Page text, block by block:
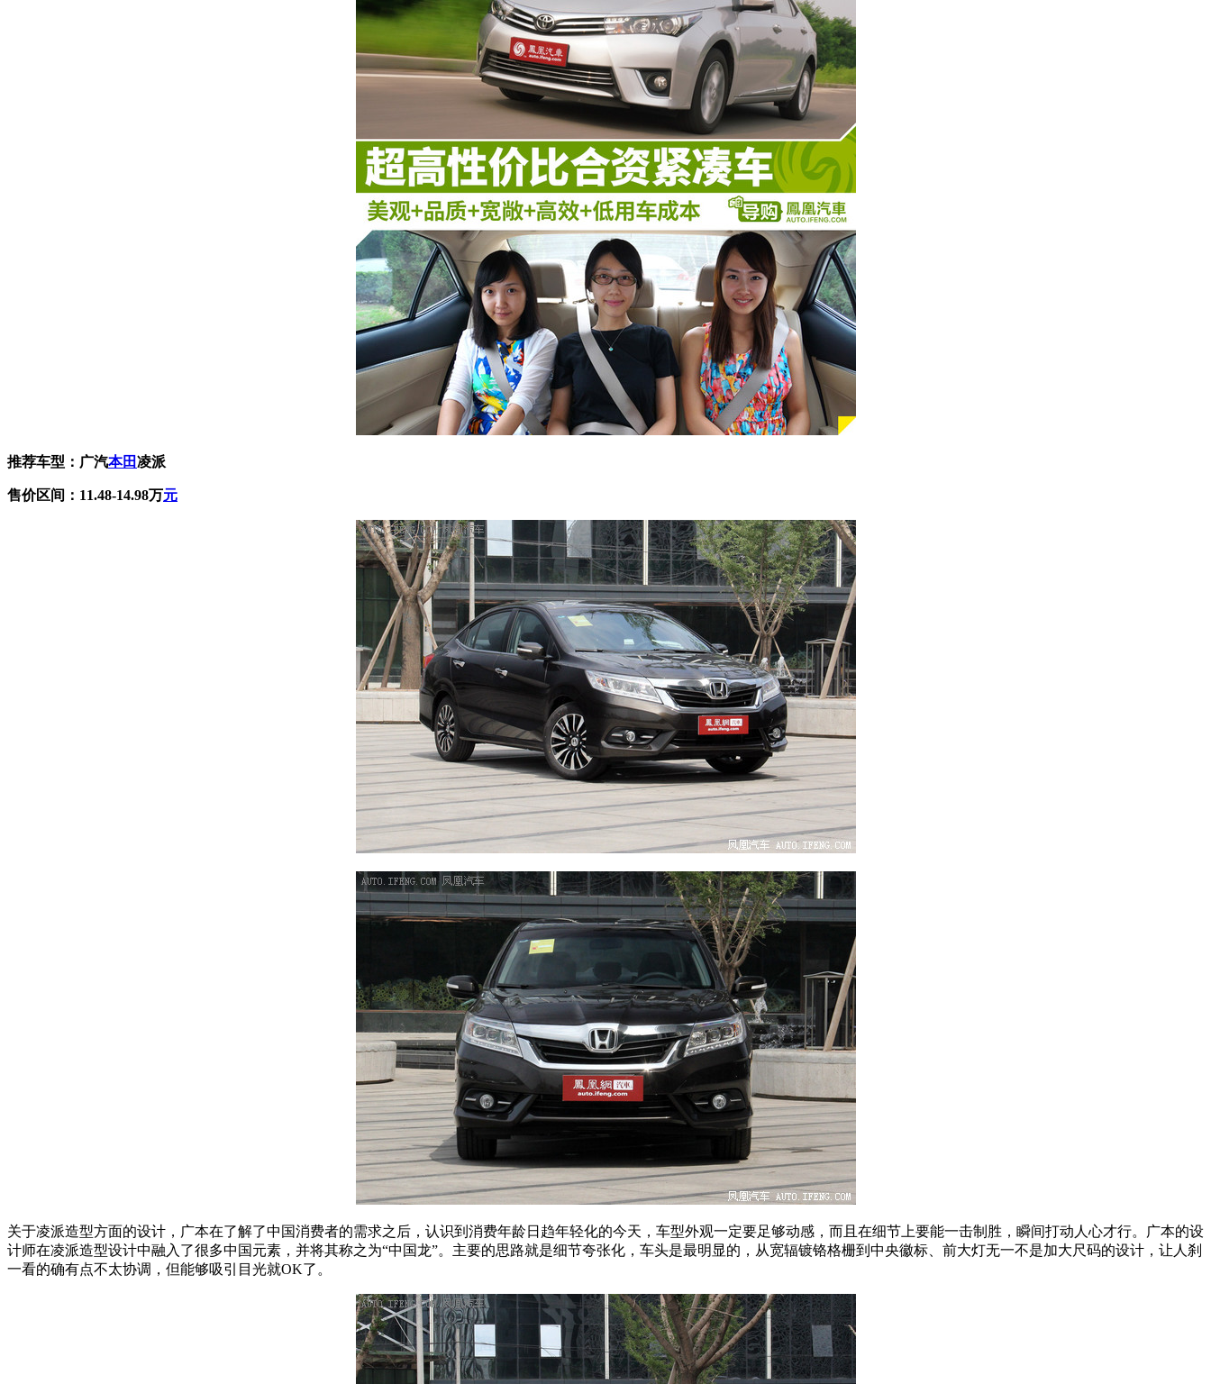
推荐车型：广汽本田凌派
售价区间：11.48-14.98万元
关于凌派造型方面的设计，广本在了解了中国消费者的需求之后，认识到消费年龄日趋年轻化的今天，车型外观一定要足够动感，而且在细节上要能一击制胜，瞬间打动人心才行。广本的设
计师在凌派造型设计中融入了很多中国元素，并将其称之为“中国龙”。主要的思路就是细节夸张化，车头是最明显的，从宽辐镀铬格栅到中央徽标、前大灯无一不是加大尺码的设计，让人刹
一看的确有点不太协调，但能够吸引目光就OK了。